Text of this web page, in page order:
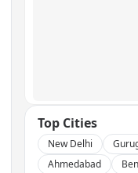
Top Cities
New Delhi
Ahmedabad